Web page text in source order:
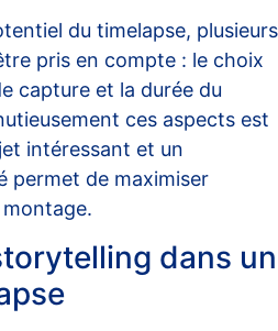
du timelapse, plusieurs
pris en compte : le choix
capture et la durée du
ces aspects est
intéressant et un
permet de maximiser
montage.
dans un